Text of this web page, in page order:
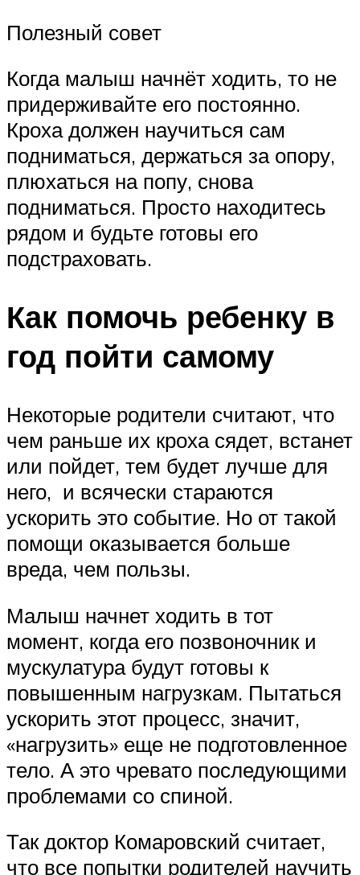
Полезный совет
Когда малыш начнёт ходить, то не
придерживайте его постоянно.
Кроха должен научиться сам
подниматься, держаться за опору,
плюхаться на попу, снова
подниматься. Просто находитесь
рядом и будьте готовы его
подстраховать.
Как помочь ребенку в
год пойти самому
Некоторые родители считают, что
чем раньше их кроха сядет, встанет
или пойдет, тем будет лучше для
него, и всячески стараются
ускорить это событие. Но от такой
помощи оказывается больше
вреда, чем пользы.
Малыш начнет ходить в тот
момент, когда его позвоночник и
мускулатура будут готовы к
повышенным нагрузкам. Пытаться
ускорить этот процесс, значит,
«нагрузить» еще не подготовленное
тело. А это чревато последующими
проблемами со спиной.
Так доктор Комаровский считает,
что все попытки родителей научить